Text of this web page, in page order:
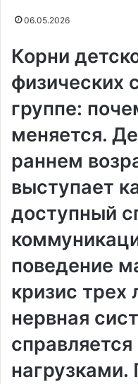
06.05.2026
Корни
физических
группе:
меняется.
раннем
выступает
доступный
поведение
кризис трех
нервная
нагрузками.